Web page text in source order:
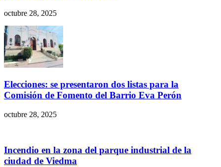
octubre 28, 2025
Elecciones: se presentaron dos listas para la
Comisión de Fomento del Barrio Eva Perón
octubre 28, 2025
Incendio en la zona del parque industrial de la
ciudad de Viedma